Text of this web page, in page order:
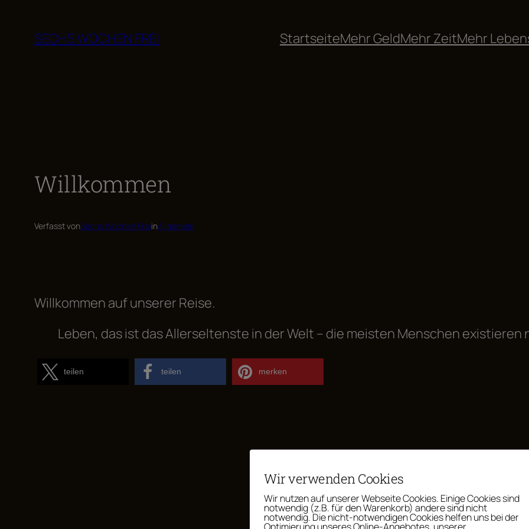
Inhalt
springen
SECHS WOCHEN FREI StartseiteMehr GeldMehr ZeitMehr
Willkommen
Verfasst vonSechs Wochen FreiinAllgemein
Willkommen auf unserer Reise.
Leben, das ist das Allerseltenste in der Welt – die meisten Menschen existieren
teilen teilen merken
Wir verwenden Cookies
Wir nutzen auf unserer Webseite Cookies. Einige Cookies sind
notwendig (z.B. für den Warenkorb) andere sind nicht
notwendig. Die nicht-notwendigen Cookies helfen uns bei der
Optimierung unseres Online-Angebotes, unserer